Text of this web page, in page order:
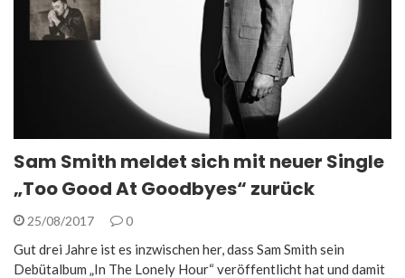
Sam Smith meldet sich mit neuer Single
„Too Good At Goodbyes“ zurück
25/08/2017 0
Gut drei Jahre ist es inzwischen her, dass Sam Smith sein
Debütalbum „In The Lonely Hour“ veröffentlicht hat und damit